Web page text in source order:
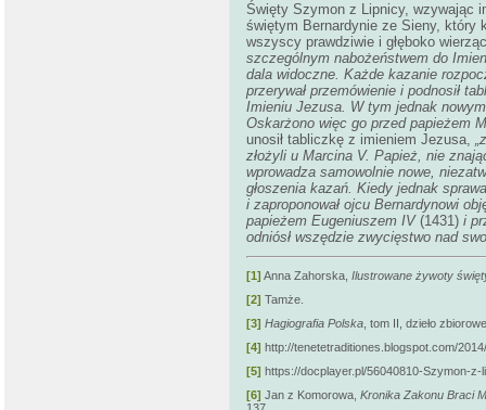
Święty Szymon z Lipnicy, wzywając
świętym Bernardynie ze Sieny, który
wszyscy prawdziwie i głęboko
szczególnym nabożeństwem do
dala widoczne. Każde kazanie
przerywał przemówienie i podnosił
Imieniu Jezusa. W tym jednak
Oskarżono więc go przed papieżem
unosił tabliczkę z imieniem Jezusa,
złożyli u Marcina V. Papież, nie
wprowadza samowolnie nowe,
głoszenia kazań. Kiedy jednak
i zaproponował ojcu Bernardynowi
papieżem Eugeniuszem IV (1431) i
odniósł wszędzie zwycięstwo nad
[1] Anna Zahorska, Ilustrowane żywoty
[2] Tamże.
[3] Hagiografia Polska , tom II, dzieło
[4] http://tenetetraditiones.blogspot.com/
[5] https://docplayer.pl/56040810-Szymon-
[6] Jan z Komorowa, Kronika Zakonu Braci